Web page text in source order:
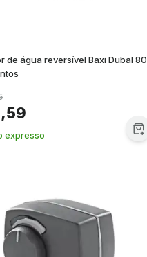
de água reversível Baxi Dubal 80
expresso